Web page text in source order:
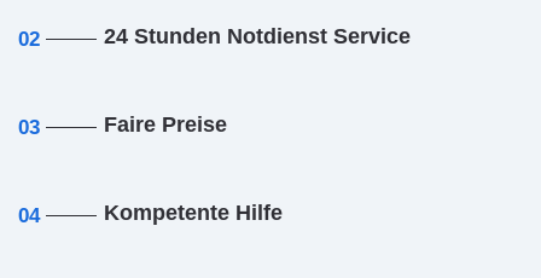
02 24 Stunden Notdienst Service
03 Faire Preise
04 Kompetente Hilfe